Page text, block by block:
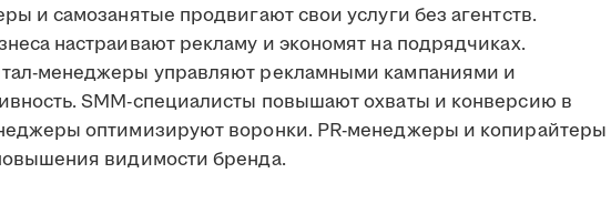
и самозанятые продвигают свои услуги без агентств.
настраивают рекламу и экономят на подрядчиках.
менеджеры управляют рекламными кампаниями и
SMM-специалисты повышают охваты и конверсию в
оптимизируют воронки. PR-менеджеры и копирайтеры
видимости бренда.